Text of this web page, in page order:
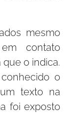
mesmo
contato
o indica.
o
texto na
foi exposto